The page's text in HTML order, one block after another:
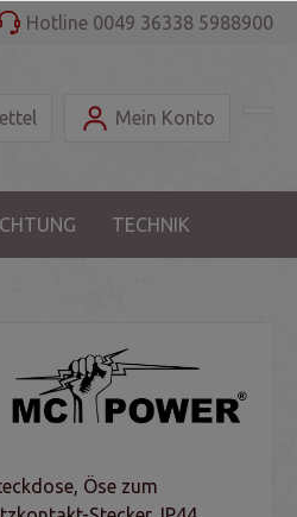
Hotline 0049 36338 5988900
Mein Konto
TECHNIK
Öse zum